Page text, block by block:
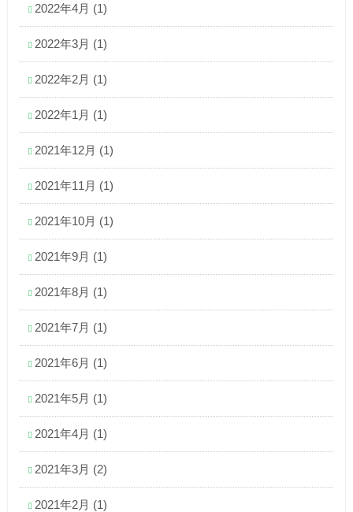
2022年4月 (1)
2022年3月 (1)
2022年2月 (1)
2022年1月 (1)
2021年12月 (1)
2021年11月 (1)
2021年10月 (1)
2021年9月 (1)
2021年8月 (1)
2021年7月 (1)
2021年6月 (1)
2021年5月 (1)
2021年4月 (1)
2021年3月 (2)
2021年2月 (1)